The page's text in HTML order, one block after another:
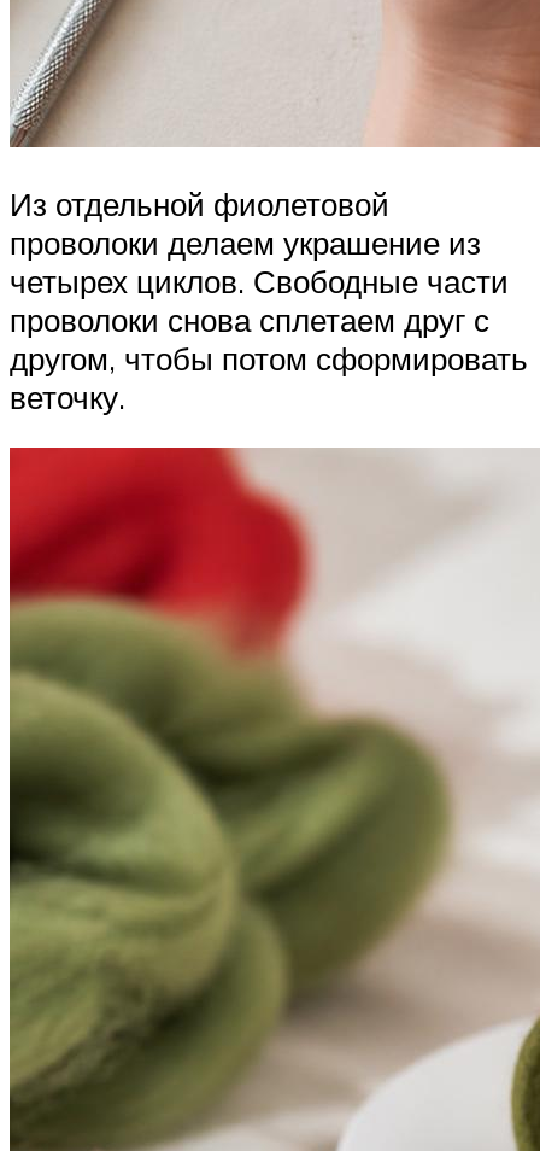
Из отдельной фиолетовой
проволоки делаем украшение из
четырех циклов. Свободные части
проволоки снова сплетаем друг с
другом, чтобы потом сформировать
веточку.